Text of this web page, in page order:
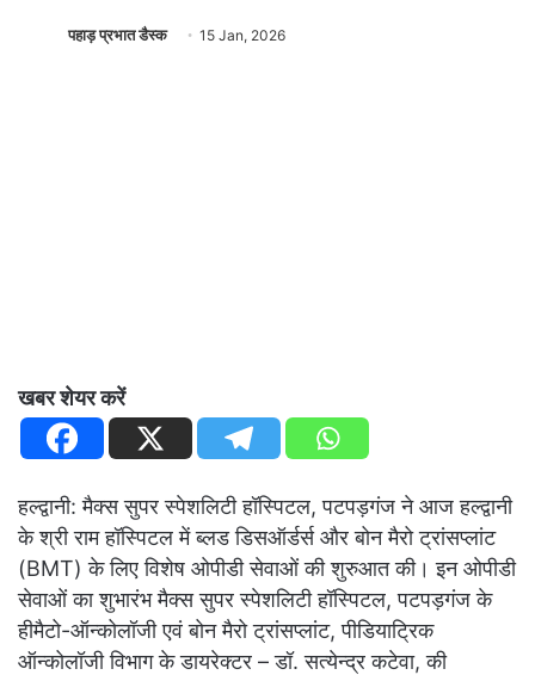
पहाड़ प्रभात डैस्क 15 Jan, 2026
खबर शेयर करें
हल्द्वानी: मैक्स सुपर स्पेशलिटी हॉस्पिटल, पटपड़गंज ने आज हल्द्वानी
के श्री राम हॉस्पिटल में ब्लड डिसऑर्डर्स और बोन मैरो ट्रांसप्लांट
(BMT) के लिए विशेष ओपीडी सेवाओं की शुरुआत की। इन ओपीडी
सेवाओं का शुभारंभ मैक्स सुपर स्पेशलिटी हॉस्पिटल, पटपड़गंज के
हीमैटो-ऑन्कोलॉजी एवं बोन मैरो ट्रांसप्लांट, पीडियाट्रिक
ऑन्कोलॉजी विभाग के डायरेक्टर​ – डॉ. सत्येन्द्र कटेवा, की